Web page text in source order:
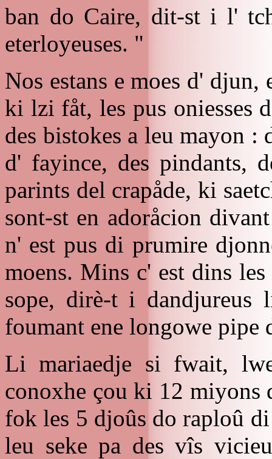
ban do Caire, dit-st i l'
eterloyeuses. "
Nos estans e moes d'
ki lzi fåt, les pus oniesses
des bistokes a leu mayon :
d' fayince, des pindants,
parints del crapåde, ki
sont-st en adoråcion
n' est pus di prumire
moens. Mins c' est dins
sope, dirè-t i dandjureus
foumant ene longowe pipe
Li mariaedje si fwait,
conoxhe çou ki 12 miyons
fok les 5 djoûs do raploû
leu seke pa des vîs